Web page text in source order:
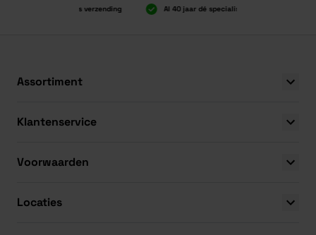
Boven 2.000 gratis verzending Al 40 jaar dé specialist
Assortiment
Klantenservice
Voorwaarden
Locaties